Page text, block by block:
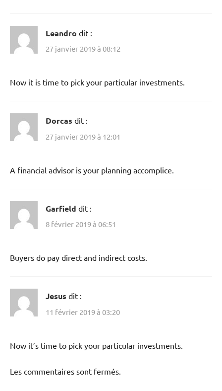
Leandro dit :
27 janvier 2019 à 08:12
Now it is time to pick your particular investments.
Dorcas dit :
27 janvier 2019 à 12:01
A financial advisor is your planning accomplice.
Garfield dit :
8 février 2019 à 06:51
Buyers do pay direct and indirect costs.
Jesus dit :
11 février 2019 à 03:20
Now it’s time to pick your particular investments.
Les commentaires sont fermés.